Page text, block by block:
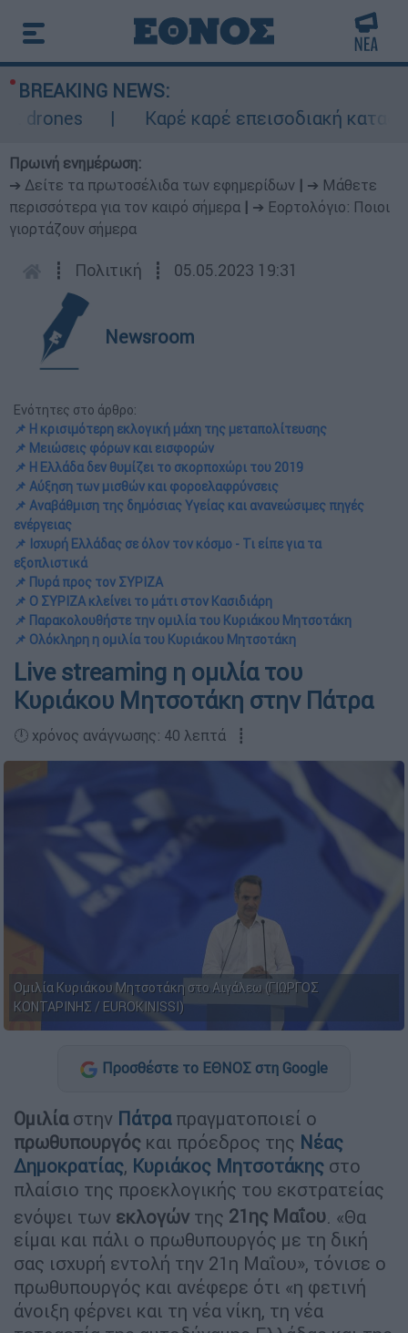
BREAKING NEWS:
Καρέ καρέ επεισοδιακή καταδίωξη στη
Πρωινή ενημέρωση:
➔ Δείτε τα πρωτοσέλιδα των εφημερίδων
➔ Μάθετε
περισσότερα για τον καιρό σήμερα
➔ Εορτολόγιο: Ποιοι
γιορτάζουν σήμερα
┋ Πολιτική ┋ 05.05.2023 19:31
Newsroom
Ενότητες στο άρθρο:
📌 Η κρισιμότερη εκλογική μάχη της μεταπολίτευσης
📌 Μειώσεις φόρων και εισφορών
📌 Η Ελλάδα δεν θυμίζει το σκορποχώρι του 2019
📌 Αύξηση των μισθών και φοροελαφρύνσεις
📌 Αναβάθμιση της δημόσιας Υγείας και ανανεώσιμες πηγές
ενέργειας
📌 Ισχυρή Ελλάδας σε όλον τον κόσμο - Τι είπε για τα
εξοπλιστικά
📌 Πυρά προς τον ΣΥΡΙΖΑ
📌 Ο ΣΥΡΙΖΑ κλείνει το μάτι στον Κασιδιάρη
📌 Παρακολουθήστε την ομιλία του Κυριάκου Μητσοτάκη
📌 Ολόκληρη η ομιλία του Κυριάκου Μητσοτάκη
Live streaming η ομιλία του
Κυριάκου Μητσοτάκη στην Πάτρα
🕛 χρόνος ανάγνωσης: 40 λεπτά ┋
Ομιλία Κυριάκου Μητσοτάκη στο Αιγάλεω (ΓΙΩΡΓΟΣ
ΚΟΝΤΑΡΙΝΗΣ / EUROKINISSI)
Προσθέστε το ΕΘΝΟΣ στη Google
Ομιλίαστην Πάτραπραγματοποιεί ο
πρωθυπουργός και πρόεδρος της Νέας
Δημοκρατίας, Κυριάκος Μητσοτάκης στο
πλαίσιο της προεκλογικής του εκστρατείας
ενόψει των εκλογών της 21ης Μαΐου. «Θα
είμαι και πάλι ο πρωθυπουργός με τη δική
σας ισχυρή εντολή την 21η Μαΐου», τόνισε ο
πρωθυπουργός και ανέφερε ότι «η φετινή
άνοιξη φέρνει και τη νέα νίκη, τη νέα